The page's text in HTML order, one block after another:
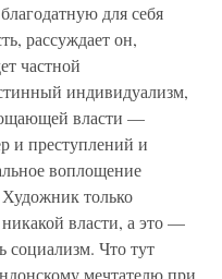
для себя
рассуждает он,
частной
индивидуализм,
власти —
и преступлений и
воплощение
только
власти, а это —
социализм. Что тут
мечтателю при